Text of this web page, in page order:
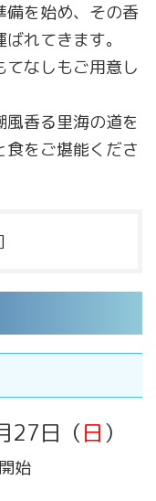
備を始め、その香
れてきます。
なしもご用意し
香る里海の道を
をご堪能くださ
]
27日（日）
始